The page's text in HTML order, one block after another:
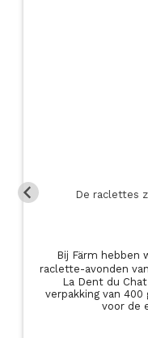
De raclettes
Bij Färm hebben
raclette-avonden
La Dent du
verpakking van
voor de